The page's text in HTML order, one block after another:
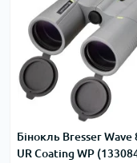
Бінокль Bresser Wave
UR Coating WP